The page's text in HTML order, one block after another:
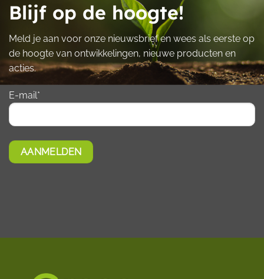
Blijf op de hoogte!
Meld je aan voor onze nieuwsbrief en wees als eerste op
de hoogte van ontwikkelingen, nieuwe producten en
acties.
E-mail*